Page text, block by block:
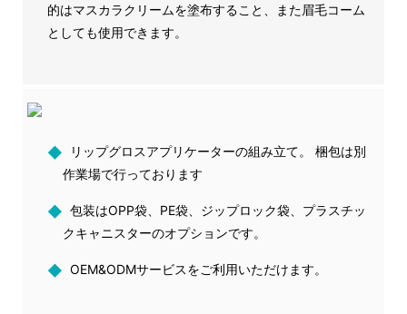
的はマスカラクリームを塗布すること、また眉毛コーム
としても使用できます。
◆ リップグロスアプリケーターの組み立て。 梱包は別
作業場で行っております
◆ 包装はOPP袋、PE袋、ジップロック袋、プラスチッ
クキャニスターのオプションです。
◆ OEM&ODMサービスをご利用いただけます。